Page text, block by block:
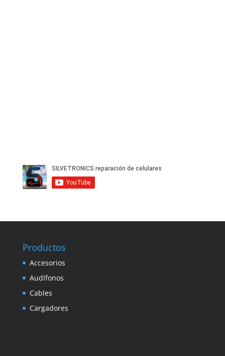
Productos
Accesorios
Audífonos
Cables
Cargadores